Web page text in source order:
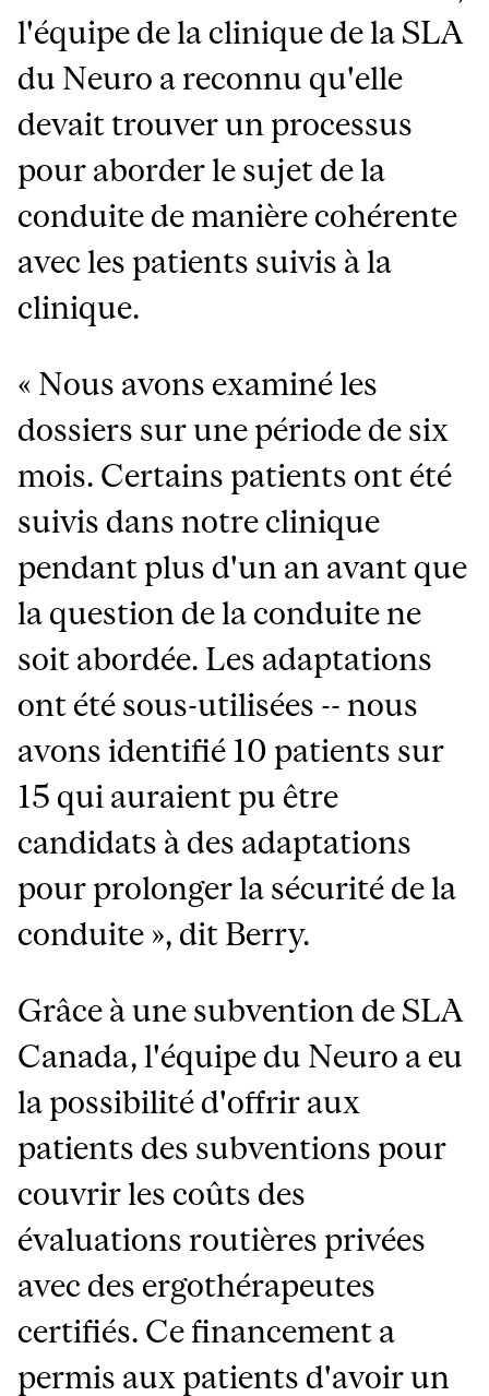
l'équipe de la clinique de la SLA
du Neuro a reconnu qu'elle
devait trouver un processus
pour aborder le sujet de la
conduite de manière cohérente
avec les patients suivis à la
clinique.
« Nous avons examiné les
dossiers sur une période de six
mois. Certains patients ont été
suivis dans notre clinique
pendant plus d'un an avant que
la question de la conduite ne
soit abordée. Les adaptations
ont été sous-utilisées -- nous
avons identifié 10 patients sur
15 qui auraient pu être
candidats à des adaptations
pour prolonger la sécurité de la
conduite », dit Berry.
Grâce à une subvention de SLA
Canada, l'équipe du Neuro a eu
la possibilité d'offrir aux
patients des subventions pour
couvrir les coûts des
évaluations routières privées
avec des ergothérapeutes
certifiés. Ce financement a
permis aux patients d'avoir un